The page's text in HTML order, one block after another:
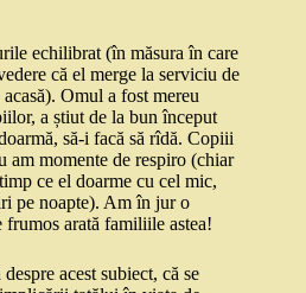
echilibrat (în măsura în care
că el merge la serviciu de
Omul a fost mereu
a știut de la bun început
să-i facă să rîdă. Copiii
am momente de respiro (chiar
ce el doarme cu cel mic,
pe noapte). Am în jur o
arată familiile astea!
acest subiect, că se